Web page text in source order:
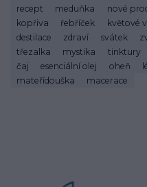
recept
meduňka nové
kopřiva
řebříček květové
destilace
zdraví svátek
třezalka
mystika tinktury
čaj
esenciální olej oheň
mateřídouška
macerace